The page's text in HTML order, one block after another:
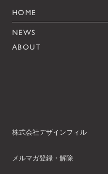
HOME
NEWS
ABOUT
株式会社デザインフィル
メルマガ登録・解除